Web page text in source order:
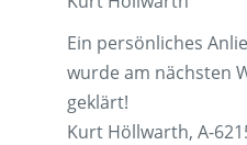
Ein persönliches
wurde am nächsten
geklärt!
Kurt Höllwarth, A-